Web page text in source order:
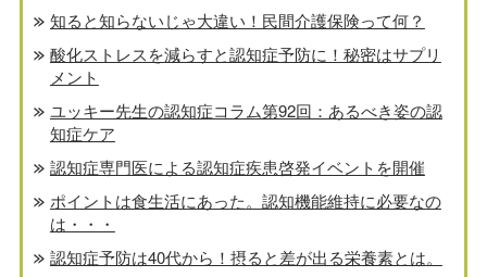
知ると知らないじゃ大違い！民間介護保険って何？
酸化ストレスを減らすと認知症予防に！秘密はサプリ
メント
ユッキー先生の認知症コラム第92回：あるべき姿の認
知症ケア
認知症専門医による認知症疾患啓発イベントを開催
ポイントは食生活にあった。認知機能維持に必要なの
は・・・
認知症予防は40代から！摂ると差が出る栄養素とは。